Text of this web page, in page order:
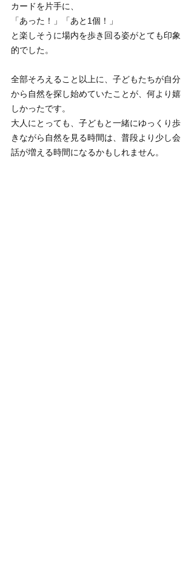
カードを片手に、
「あった！」「あと1個！」
と楽しそうに場内を歩き回る姿がとても印象
的でした。
全部そろえること以上に、子どもたちが自分
から自然を探し始めていたことが、何より嬉
しかったです。
大人にとっても、子どもと一緒にゆっくり歩
きながら自然を見る時間は、普段より少し会
話が増える時間になるかもしれません。